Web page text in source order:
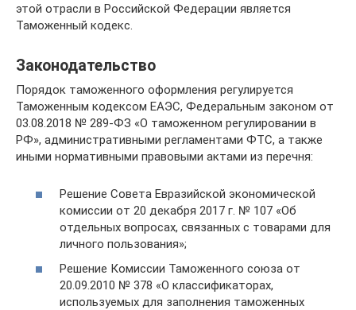
этой отрасли в Российской Федерации является
Таможенный кодекс.
Законодательство
Порядок таможенного оформления регулируется
Таможенным кодексом ЕАЭС, Федеральным законом от
03.08.2018 № 289-ФЗ «О таможенном регулировании в
РФ», административными регламентами ФТС, а также
иными нормативными правовыми актами из перечня:
Решение Совета Евразийской экономической
комиссии от 20 декабря 2017 г. № 107 «Об
отдельных вопросах, связанных с товарами для
личного пользования»;
Решение Комиссии Таможенного союза от
20.09.2010 № 378 «О классификаторах,
используемых для заполнения таможенных